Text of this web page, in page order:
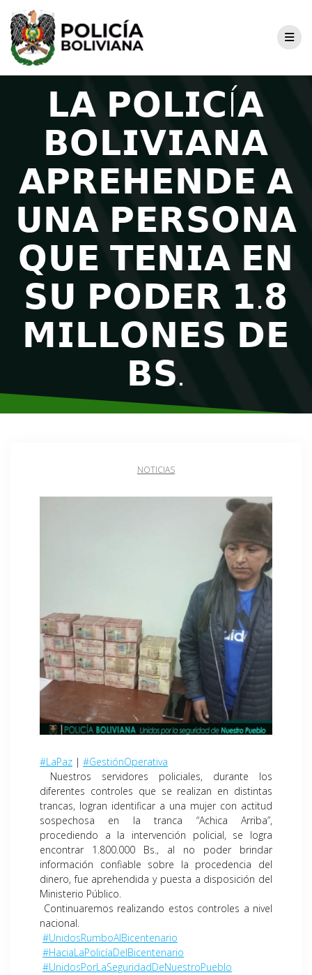
𝗟𝗔 𝗣𝗢𝗟𝗜𝗖Í𝗔
𝗕𝗢𝗟𝗜𝗩𝗜𝗔𝗡𝗔
𝗔𝗣𝗥𝗘𝗛𝗘𝗡𝗗𝗘 𝗔
𝗨𝗡𝗔 𝗣𝗘𝗥𝗦𝗢𝗡𝗔
𝗤𝗨𝗘 𝗧𝗘𝗡𝗜𝗔 𝗘𝗡
𝗦𝗨 𝗣𝗢𝗗𝗘𝗥 𝟭.𝟴
𝗠𝗜𝗟𝗟𝗢𝗡𝗘𝗦 𝗗𝗘
𝗕𝗦.
NOTICIAS
#LaPaz | #GestiónOperativa
Nuestros servidores policiales, durante los
diferentes controles que se realizan en distintas
trancas, logran identificar a una mujer con actitud
sospechosa en la tranca “Achica Arriba”,
procediendo a la intervención policial, se logra
encontrar 1.800.000 Bs., al no poder brindar
información confiable sobre la procedencia del
dinero, fue aprehendida y puesta a disposición del
Ministerio Público.
Continuaremos realizando estos controles a nivel
nacional.
#UnidosRumboAlBicentenario
#HaciaLaPolicíaDelBicentenario
#UnidosPorLaSeguridadDeNuestroPueblo